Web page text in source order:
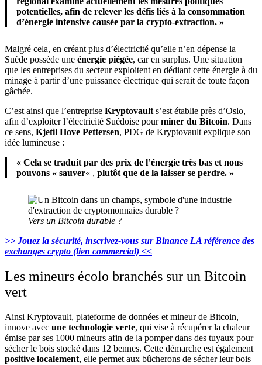
potentielles, afin de relever les défis liés à la consommation
d’énergie intensive causée par la crypto-extraction. »
Malgré cela, en créant plus d’électricité qu’elle n’en dépense la
Suède possède une énergie piégée, car en surplus. Une situation
que les entreprises du secteur exploitent en dédiant cette énergie à du
minage à partir d’une puissance électrique qui serait de toute façon
gâchée.
C’est ainsi que l’entreprise Kryptovault s’est établie près d’Oslo,
afin d’exploiter l’électricité Suédoise pourminer du Bitcoin. Dans
ce sens, Kjetil Hove Pettersen, PDG de Kryptovault explique son
idée lumineuse :
« Cela se traduit par des prix de l’énergie très bas et nous
pouvons « sauver« , plutôt que de la laisser se perdre. »
Vers un Bitcoin durable ?
>> Jouez la sécurité, inscrivez-vous sur Binance LA référence des
exchanges crypto (lien commercial) <<
Les mineurs écolo branchés sur un Bitcoin
vert
Ainsi Kryptovault, plateforme de données et mineur de Bitcoin,
innove avec une technologie verte, qui vise à récupérer la chaleur
émise par ses 1000 mineurs afin de la pomper dans des tuyaux pour
sécher le bois stocké dans 12 bennes. Cette démarche est également
positive localement, elle permet aux bûcherons de sécher leur bois